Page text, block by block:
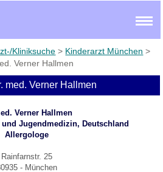
Kliniksuche > Kinderarzt München >
Verner Hallmen
med. Verner Hallmen
Verner Hallmen
Jugendmedizin, Deutschland
Allergologe
Rainfarnstr. 25
- München